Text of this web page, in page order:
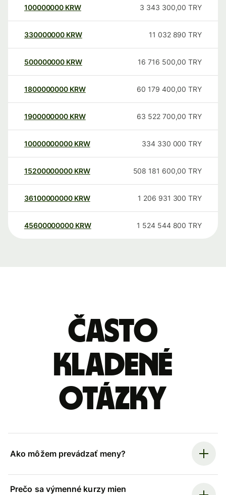
100000000 KRW 3 343 300,00 TRY
330000000 KRW 11 032 890 TRY
500000000 KRW 16 716 500,00 TRY
1800000000 KRW 60 179 400,00 TRY
1900000000 KRW 63 522 700,00 TRY
10000000000 KRW 334 330 000 TRY
15200000000 KRW 508 181 600,00 TRY
36100000000 KRW 1 206 931 300 TRY
45600000000 KRW 1 524 544 800 TRY
Často
kladené
otázky
Ako môžem prevádzať meny?
Prečo sa výmenné kurzy mien